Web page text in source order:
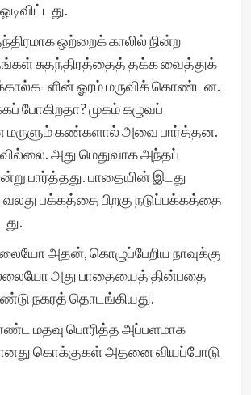
ஒற்றைக் காலில் நின்ற
சுதந்திரத்தைத் தக்க வைத்துக்
ளின் ஓரம் மருவிக் கொண்டன.
போகிறதா? முகம் கழுவப்
மருளும் கண்களால் அவை பார்த்தன.
அது மெதுவாக அந்தப்
பார்த்தது. பாதையின் இடது
பக்கத்தை பிறகு நடுப்பக்கத்தை
அதன், கொழுப்பேறிய நாவுக்கு
அது பாதையைத் தின்பதை
நகரத் தொடங்கியது.
மதவு பொரித்த அப்பளமாக
கொக்குகள் அதனை வியப்போடு